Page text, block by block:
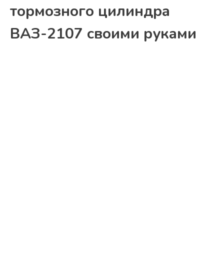
тормозного цилиндра
ВАЗ-2107 своими руками